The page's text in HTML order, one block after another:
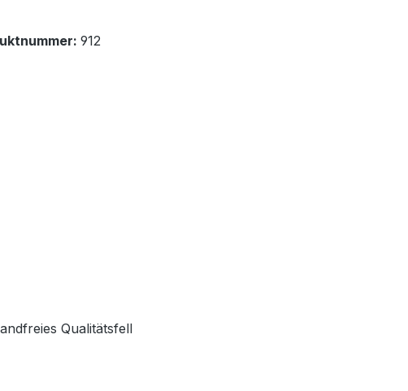
912
Qualitätsfell